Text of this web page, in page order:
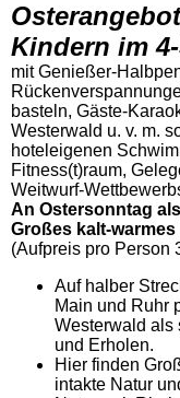
Kindern im
mit Genießer-
basteln, Gäste-
Westerwald u. v. m.
hoteleigenen
Fitness(t)raum,
Weitwurf-
An Ostersonntag
Großes kalt-
(Aufpreis pro Person
Auf halber
Main und Ruhr
Westerwald als
und Erholen.
Hier finden
intakte Natur